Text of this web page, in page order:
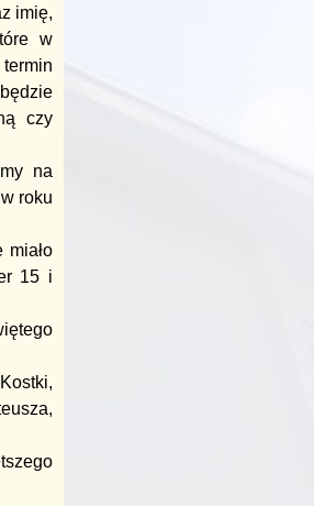
imię,
w
czy
na
roku
15 i